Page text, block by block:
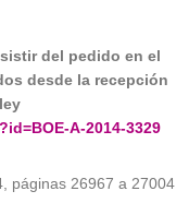
del pedido en el
desde la recepción
A-2014-3329
páginas 26967 a 27004